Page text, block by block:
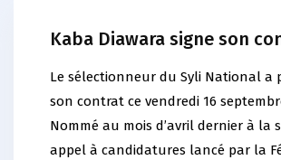
Kaba Diawara signe son
Le sélectionneur du Syli National a
son contrat ce vendredi 16
Nommé au mois d’avril dernier à la
appel à candidatures lancé par la